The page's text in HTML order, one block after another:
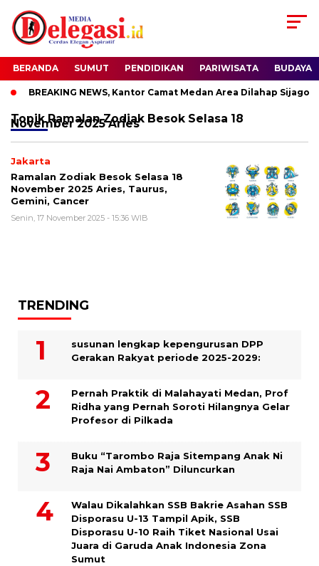
BERANDA SUMUT PENDIDIKAN PARIWISATA BUDAYA
BREAKING NEWS, Kantor Camat Medan Area Dilahap Sijago
TopikRamalan Zodiak Besok Selasa 18
November 2025 Aries
Jakarta
Ramalan Zodiak Besok Selasa 18
November 2025 Aries, Taurus,
Gemini, Cancer
Senin, 17 November 2025 - 15:36 WIB
TRENDING
susunan lengkap kepengurusan DPP
Gerakan Rakyat periode 2025-2029:
Pernah Praktik di Malahayati Medan, Prof
Ridha yang Pernah Soroti Hilangnya Gelar
Profesor di Pilkada
Buku “Tarombo Raja Sitempang Anak Ni
Raja Nai Ambaton” Diluncurkan
Walau Dikalahkan SSB Bakrie Asahan SSB
Disporasu U-13 Tampil Apik, SSB
Disporasu U-10 Raih Tiket Nasional Usai
Juara di Garuda Anak Indonesia Zona
Sumut